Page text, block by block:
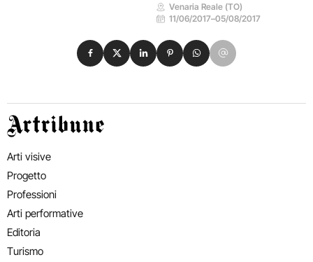
Venaria Reale (TO)
11/06/2017–05/08/2017
Condividi su Facebook
Condividi su X
Condividi su LinkedIn
Condividi su Pinterest
Condividi su WhatsApp
Condividi su Email
Artribune
Arti visive
Progetto
Professioni
Arti performative
Editoria
Turismo